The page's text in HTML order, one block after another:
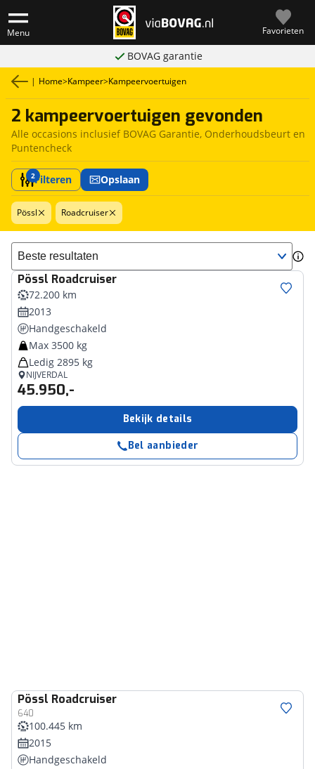
Menu Favorieten
BOVAG garantie
| Home>Kampeer>Kampeervoertuigen
2 kampeervoertuigen gevonden
Alle occasions inclusief BOVAG Garantie, Onderhoudsbeurt en
Puntencheck
2Filteren Opslaan
Pössl Roadcruiser
Sorteer resultaten
Pössl Roadcruiser
72.200 km
2013
Handgeschakeld
Max 3500 kg
Ledig 2895 kg
NIJVERDAL
45.950,-
Bekijk details
Bel aanbieder
Pössl Roadcruiser
640
100.445 km
2015
Handgeschakeld